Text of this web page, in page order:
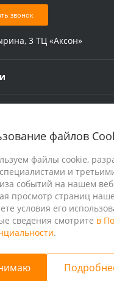
файлов
файлы cookie,
и
событий на нашем
просмотр страниц
условия его
сведения смотрите в
.
звонок
3 ТЦ «Аксон»